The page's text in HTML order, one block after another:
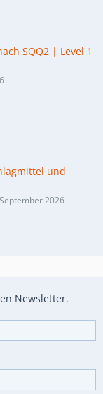
SQQ2 | Level 1
und
2026
Newsletter.